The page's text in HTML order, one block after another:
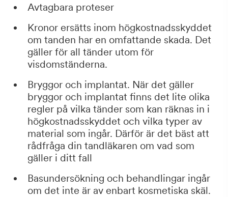
Avtagbara proteser
Kronor ersätts inom högkostnadsskyddet
om tanden har en omfattande skada. Det
gäller för all tänder utom för
visdomständerna.
Bryggor och implantat. När det gäller
bryggor och implantat finns det lite olika
regler på vilka tänder som kan räknas in i
högkostnadsskyddet och vilka typer av
material som ingår. Därför är det bäst att
rådfråga din tandläkaren om vad som
gäller i ditt fall
Basundersökning och behandlingar ingår
om det inte är av enbart kosmetiska skäl.